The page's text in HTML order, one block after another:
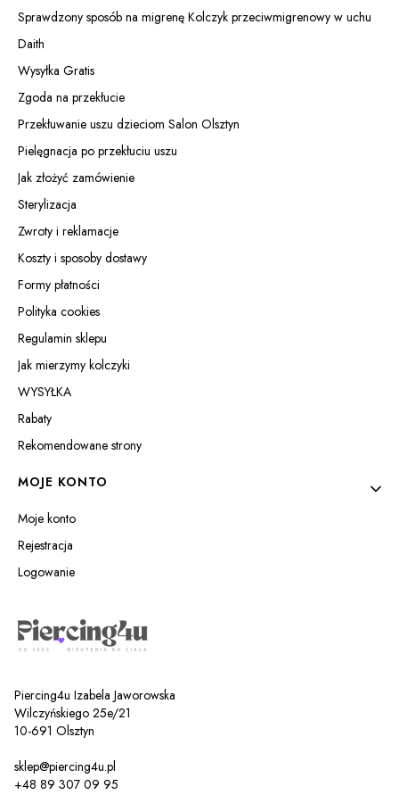
Sprawdzony sposób na migrenę Kolczyk przeciwmigrenowy w uchu
Daith
Wysyłka Gratis
Zgoda na przekłucie
Przekłuwanie uszu dzieciom Salon Olsztyn
Pielęgnacja po przekłuciu uszu
Jak złożyć zamówienie
Sterylizacja
Zwroty i reklamacje
Koszty i sposoby dostawy
Formy płatności
Polityka cookies
Regulamin sklepu
Jak mierzymy kolczyki
WYSYŁKA
Rabaty
Rekomendowane strony
MOJE KONTO
Moje konto
Rejestracja
Logowanie
Piercing4u Izabela Jaworowska
Wilczyńskiego 25e/21
10-691 Olsztyn
sklep@piercing4u.pl
+48 89 307 09 95